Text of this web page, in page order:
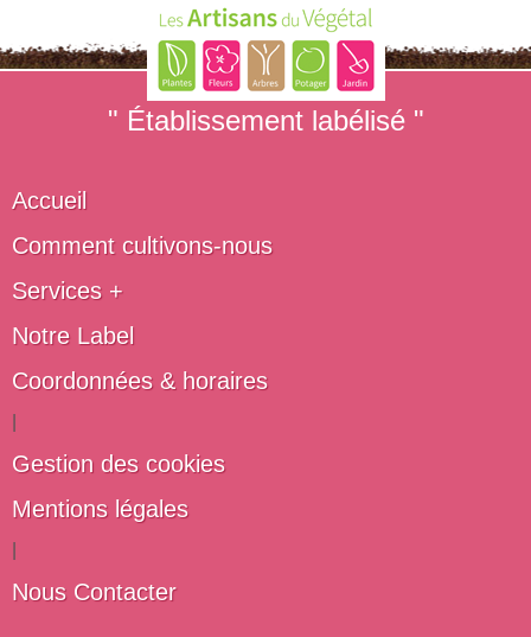
" Établissement labélisé "
Accueil
Comment cultivons-nous
Services +
Notre Label
Coordonnées & horaires
Gestion des cookies
Mentions légales
Nous Contacter